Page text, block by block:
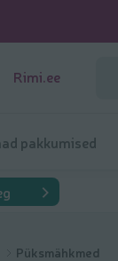
Rimi.ee
pakkumised
Püksmähkmed